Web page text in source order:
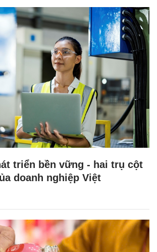
triển bền vững - hai trụ cột
doanh nghiệp Việt